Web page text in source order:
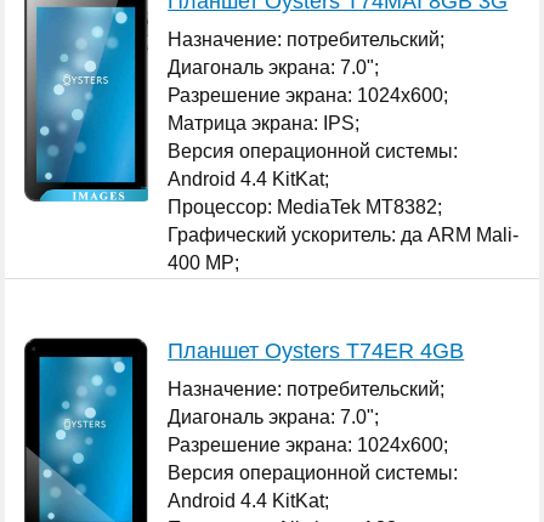
Назначение: потребительский;
Диагональ экрана: 7.0";
Разрешение экрана: 1024x600;
Матрица экрана: IPS;
Версия операционной системы:
Android 4.4 KitKat;
Процессор: MediaTek MT8382;
Графический ускоритель: да ARM Mali-
400 MP;
Планшет Oysters T74ER 4GB
Назначение: потребительский;
Диагональ экрана: 7.0";
Разрешение экрана: 1024x600;
Версия операционной системы:
Android 4.4 KitKat;